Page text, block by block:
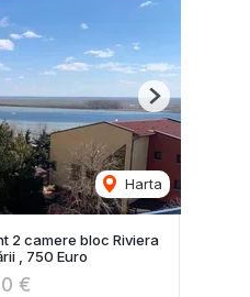
Harta
Next
2 camere bloc Riviera
, 750 Euro
€